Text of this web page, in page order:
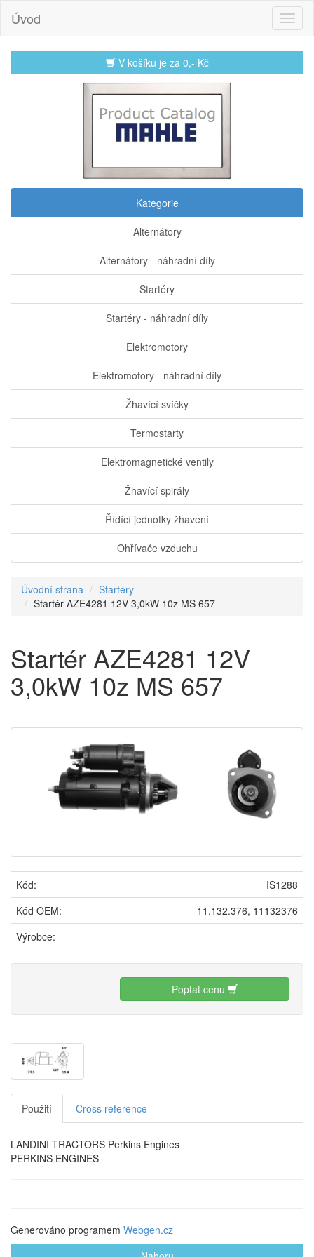
Úvod
V košíku je za 0,- Kč
Kategorie
Alternátory
Alternátory - náhradní díly
Startéry
Startéry - náhradní díly
Elektromotory
Elektromotory - náhradní díly
Žhavící svíčky
Termostarty
Elektromagnetické ventily
Žhavící spirály
Řídící jednotky žhavení
Ohřívače vzduchu
Úvodní strana
Startéry
Startér AZE4281 12V 3,0kW 10z MS 657
Startér AZE4281 12V
3,0kW 10z MS 657
Kód:
IS1288
Kód OEM:
11.132.376, 11132376
Výrobce:
Poptat cenu
Použití Cross reference
LANDINI TRACTORS Perkins Engines
PERKINS ENGINES
Generováno programem Webgen.cz